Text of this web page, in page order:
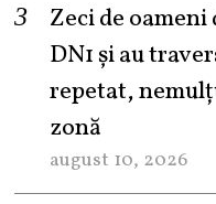
Zeci de oameni
DN1 și au
repetat,
zonă
august 10, 2026